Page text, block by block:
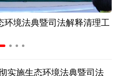
读前7个月我国外贸成绩
问题上玩火
环境法典暨司法解释清理工
实施生态环境法典暨司法